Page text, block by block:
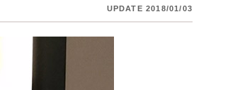
UPDATE 2018/01/03